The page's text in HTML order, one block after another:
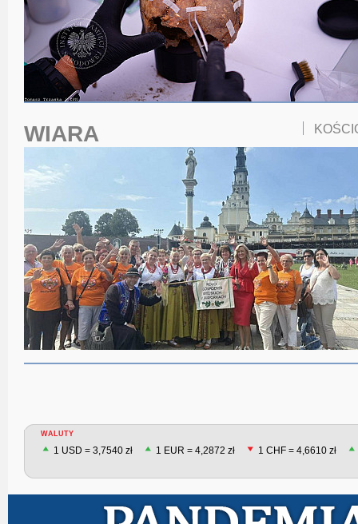
WIARA
WALUTY
1 USD = 3,7540 zł 1 EUR = 4,2872 zł 1 CHF = 4,6610 zł